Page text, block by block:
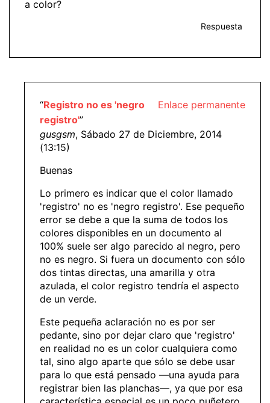
a color?
Respuesta
Enlace permanente
“Registro no es 'negro
registro'”
gusgsm, Sábado 27 de Diciembre, 2014
(13:15)
Buenas
Lo primero es indicar que el color llamado
'registro' no es 'negro registro'. Ese pequeño
error se debe a que la suma de todos los
colores disponibles en un documento al
100% suele ser algo parecido al negro, pero
no es negro. Si fuera un documento con sólo
dos tintas directas, una amarilla y otra
azulada, el color registro tendría el aspecto
de un verde.
Este pequeña aclaración no es por ser
pedante, sino por dejar claro que 'registro'
en realidad no es un color cualquiera como
tal, sino algo aparte que sólo se debe usar
para lo que está pensado —una ayuda para
registrar bien las planchas—, ya que por esa